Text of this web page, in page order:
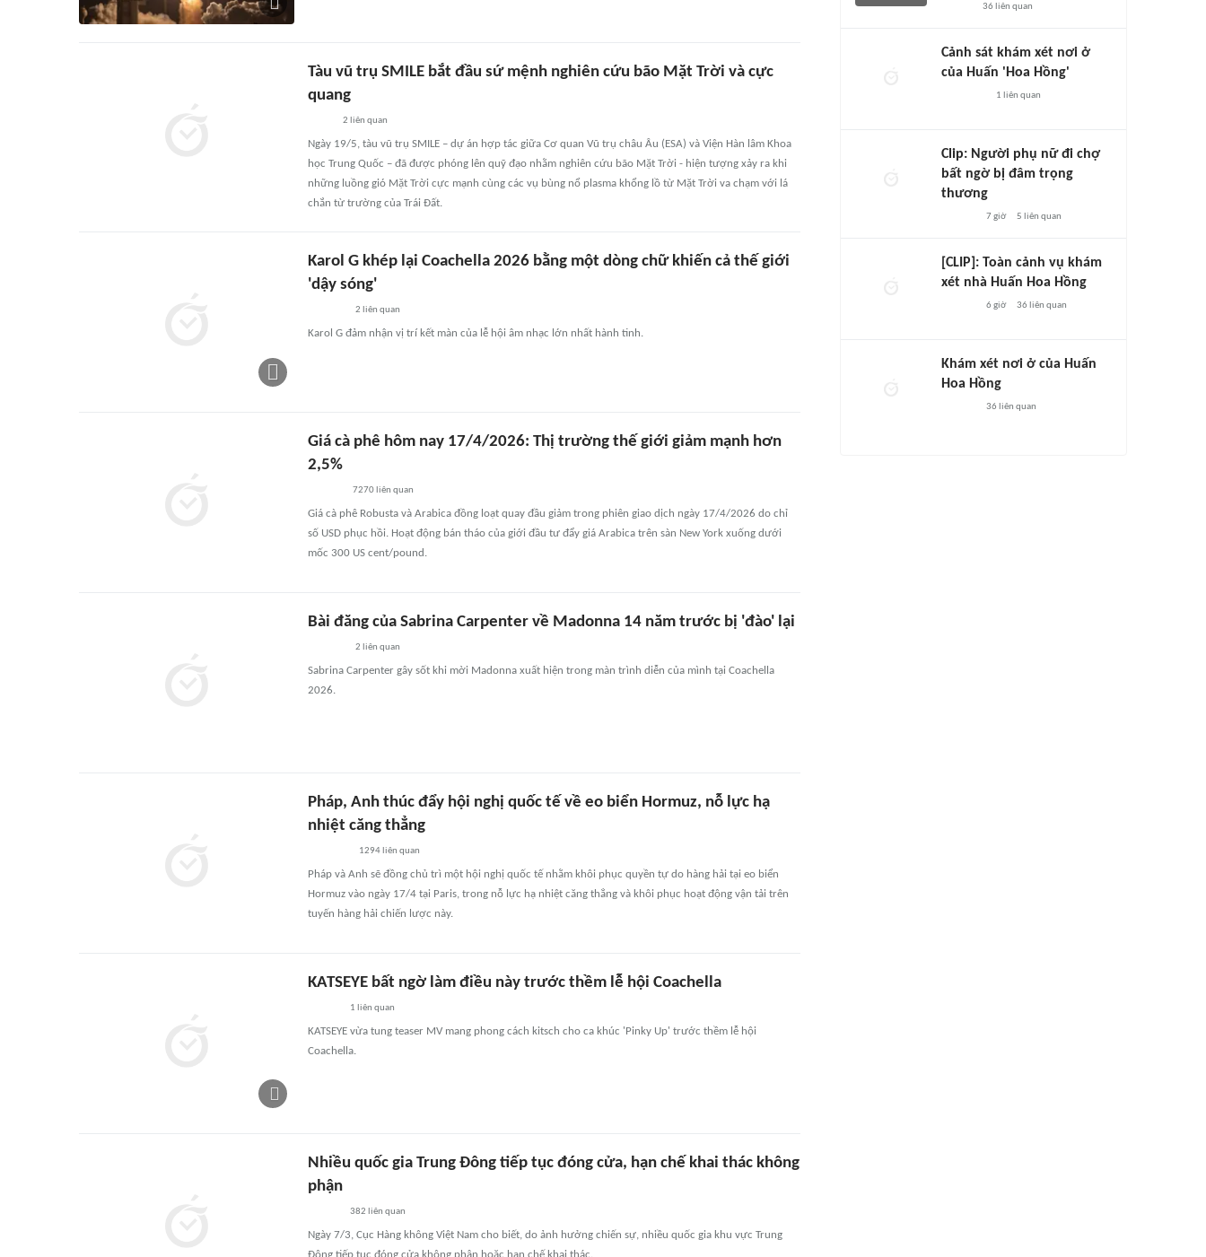
Tàu vũ trụ SMILE bắt đầu sứ mệnh nghiên cứu bão Mặt Trời và cực
quang
2 liên quan
Ngày 19/5, tàu vũ trụ SMILE – dự án hợp tác giữa Cơ quan Vũ trụ châu Âu (ESA) và Viện Hàn lâm Khoa
học Trung Quốc – đã được phóng lên quỹ đạo nhằm nghiên cứu bão Mặt Trời - hiện tượng xảy ra khi
những luồng gió Mặt Trời cực mạnh cùng các vụ bùng nổ plasma khổng lồ từ Mặt Trời va chạm với lá
chắn từ trường của Trái Đất.
Karol G khép lại Coachella 2026 bằng một dòng chữ khiến cả thế giới
'dậy sóng'
2 liên quan
Karol G đảm nhận vị trí kết màn của lễ hội âm nhạc lớn nhất hành tinh.
Giá cà phê hôm nay 17/4/2026: Thị trường thế giới giảm mạnh hơn
2,5%
7270liên quan
Giá cà phê Robusta và Arabica đồng loạt quay đầu giảm trong phiên giao dịch ngày 17/4/2026 do chỉ
số USD phục hồi. Hoạt động bán tháo của giới đầu tư đẩy giá Arabica trên sàn New York xuống dưới
mốc 300 US cent/pound.
Bài đăng của Sabrina Carpenter về Madonna 14 năm trước bị 'đào' lại
2 liên quan
Sabrina Carpenter gây sốt khi mời Madonna xuất hiện trong màn trình diễn của mình tại Coachella
2026.
Pháp, Anh thúc đẩy hội nghị quốc tế về eo biển Hormuz, nỗ lực hạ
nhiệt căng thẳng
1294 liên quan
Pháp và Anh sẽ đồng chủ trì một hội nghị quốc tế nhằm khôi phục quyền tự do hàng hải tại eo biển
Hormuz vào ngày 17/4 tại Paris, trong nỗ lực hạ nhiệt căng thẳng và khôi phục hoạt động vận tải trên
tuyến hàng hải chiến lược này.
KATSEYE bất ngờ làm điều này trước thềm lễ hội Coachella
1 liên quan
KATSEYE vừa tung teaser MV mang phong cách kitsch cho ca khúc 'Pinky Up' trước thềm lễ hội
Coachella.
Nhiều quốc gia Trung Đông tiếp tục đóng cửa, hạn chế khai thác không
phận
382 liên quan
Ngày 7/3, Cục Hàng không Việt Nam cho biết, do ảnh hưởng chiến sự, nhiều quốc gia khu vực Trung
36 liên quan
Cảnh sát khám xét nơi ở
của Huấn 'Hoa Hồng'
1 liên quan
Clip: Người phụ nữ đi chợ
bất ngờ bị đâm trọng
thương
7 giờ 5 liên quan
[CLIP]: Toàn cảnh vụ khám
xét nhà Huấn Hoa Hồng
6 giờ 36 liên quan
Khám xét nơi ở của Huấn
Hoa Hồng
36 liên quan